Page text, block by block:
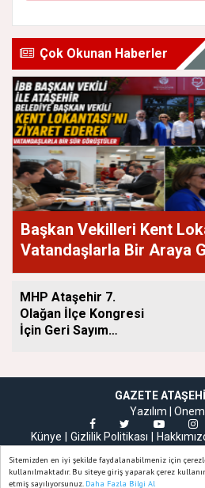
Sitemizden en iyi şekilde faydalanabilmeniz için
kullanılmaktadır. Bu siteye giriş yaparak çerez
etmiş sayılıyorsunuz. Daha Fazla Bilgi Al
Çok Okunan Haberler
Başkan Vekilleri Kent
Vatandaşlarla Bir Araya
MHP Ataşehir 7.
Olağan İlçe Kongresi
İçin Geri Sayım
GAZETE
Yazılım |
Künye
Gizlilik Politikası